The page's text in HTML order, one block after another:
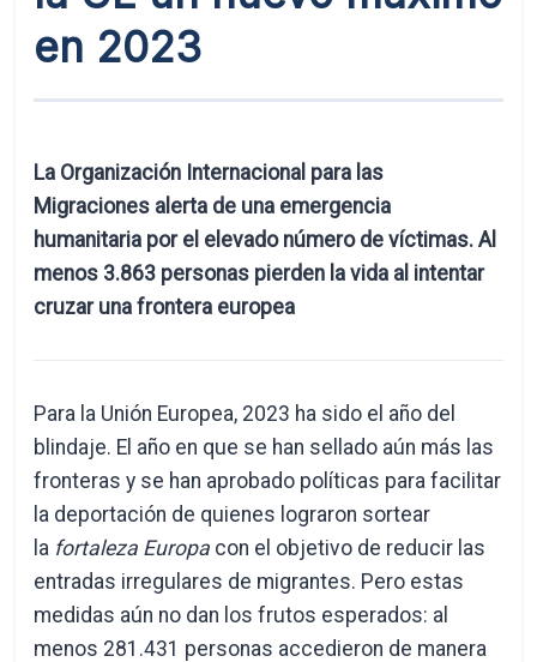
en 2023
La Organización Internacional para las
Migraciones alerta de una emergencia
humanitaria por el elevado número de víctimas. Al
menos 3.863 personas pierden la vida al intentar
cruzar una frontera europea
Para la Unión Europea, 2023 ha sido el año del
blindaje. El año en que se han sellado aún más las
fronteras y se han aprobado políticas para facilitar
la deportación de quienes lograron sortear
la fortaleza Europa con el objetivo de reducir las
entradas irregulares de migrantes. Pero estas
medidas aún no dan los frutos esperados: al
menos 281.431 personas accedieron de manera